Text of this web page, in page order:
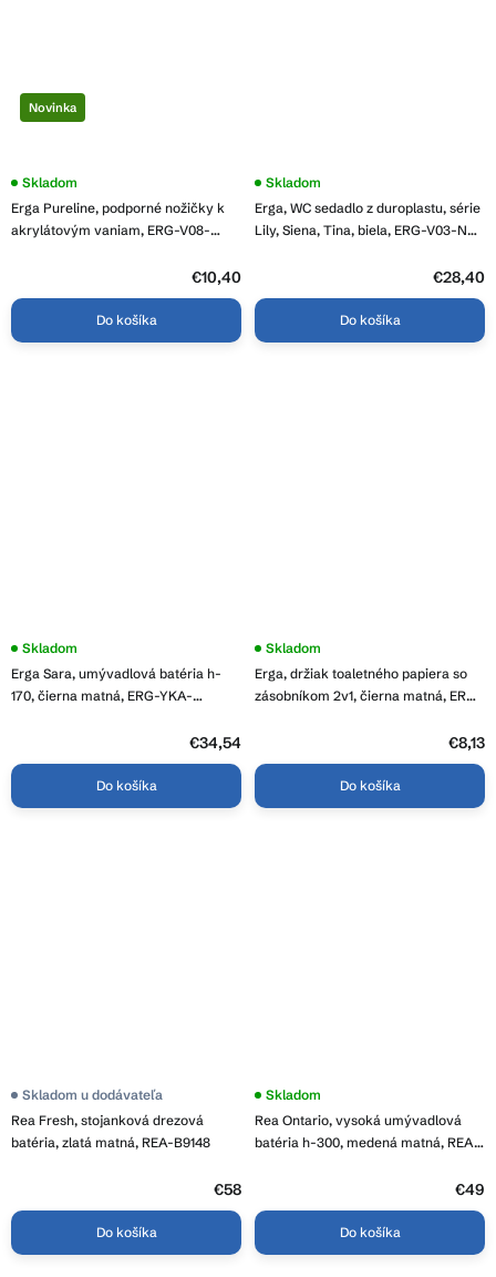
Novinka
Erga Pureline, podporné nožičky k
akrylátovým vaniam, ERG-V08-
Skladom
€10,40
Do košíka
Erga, WC sedadlo z duroplastu, série
Lily, Siena, Tina, biela, ERG-V03-ND-
Skladom
€28,40
Do košíka
Erga Sara, umývadlová batéria h-
170, čierna matná, ERG-YKA-
Skladom
€34,54
Do košíka
Erga, držiak toaletného papiera so
zásobníkom 2v1, čierna matná, ERG-
Priemerné
produktu
je
Skladom
€8,13
Do košíka
Rea Fresh, stojanková drezová
batéria, zlatá matná, REA-B9148
Priemerné
produktu
je
Skladom u dodávateľa
€58
Do košíka
Rea Ontario, vysoká umývadlová
batéria h-300, medená matná, REA-
Priemerné
produktu
je
Skladom
€49
Do košíka